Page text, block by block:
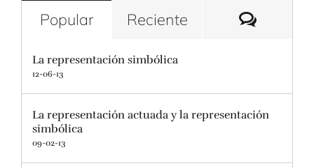
Popular Reciente
La representación simbólica
12-06-13
La representación actuada y la representación
simbólica
09-02-13